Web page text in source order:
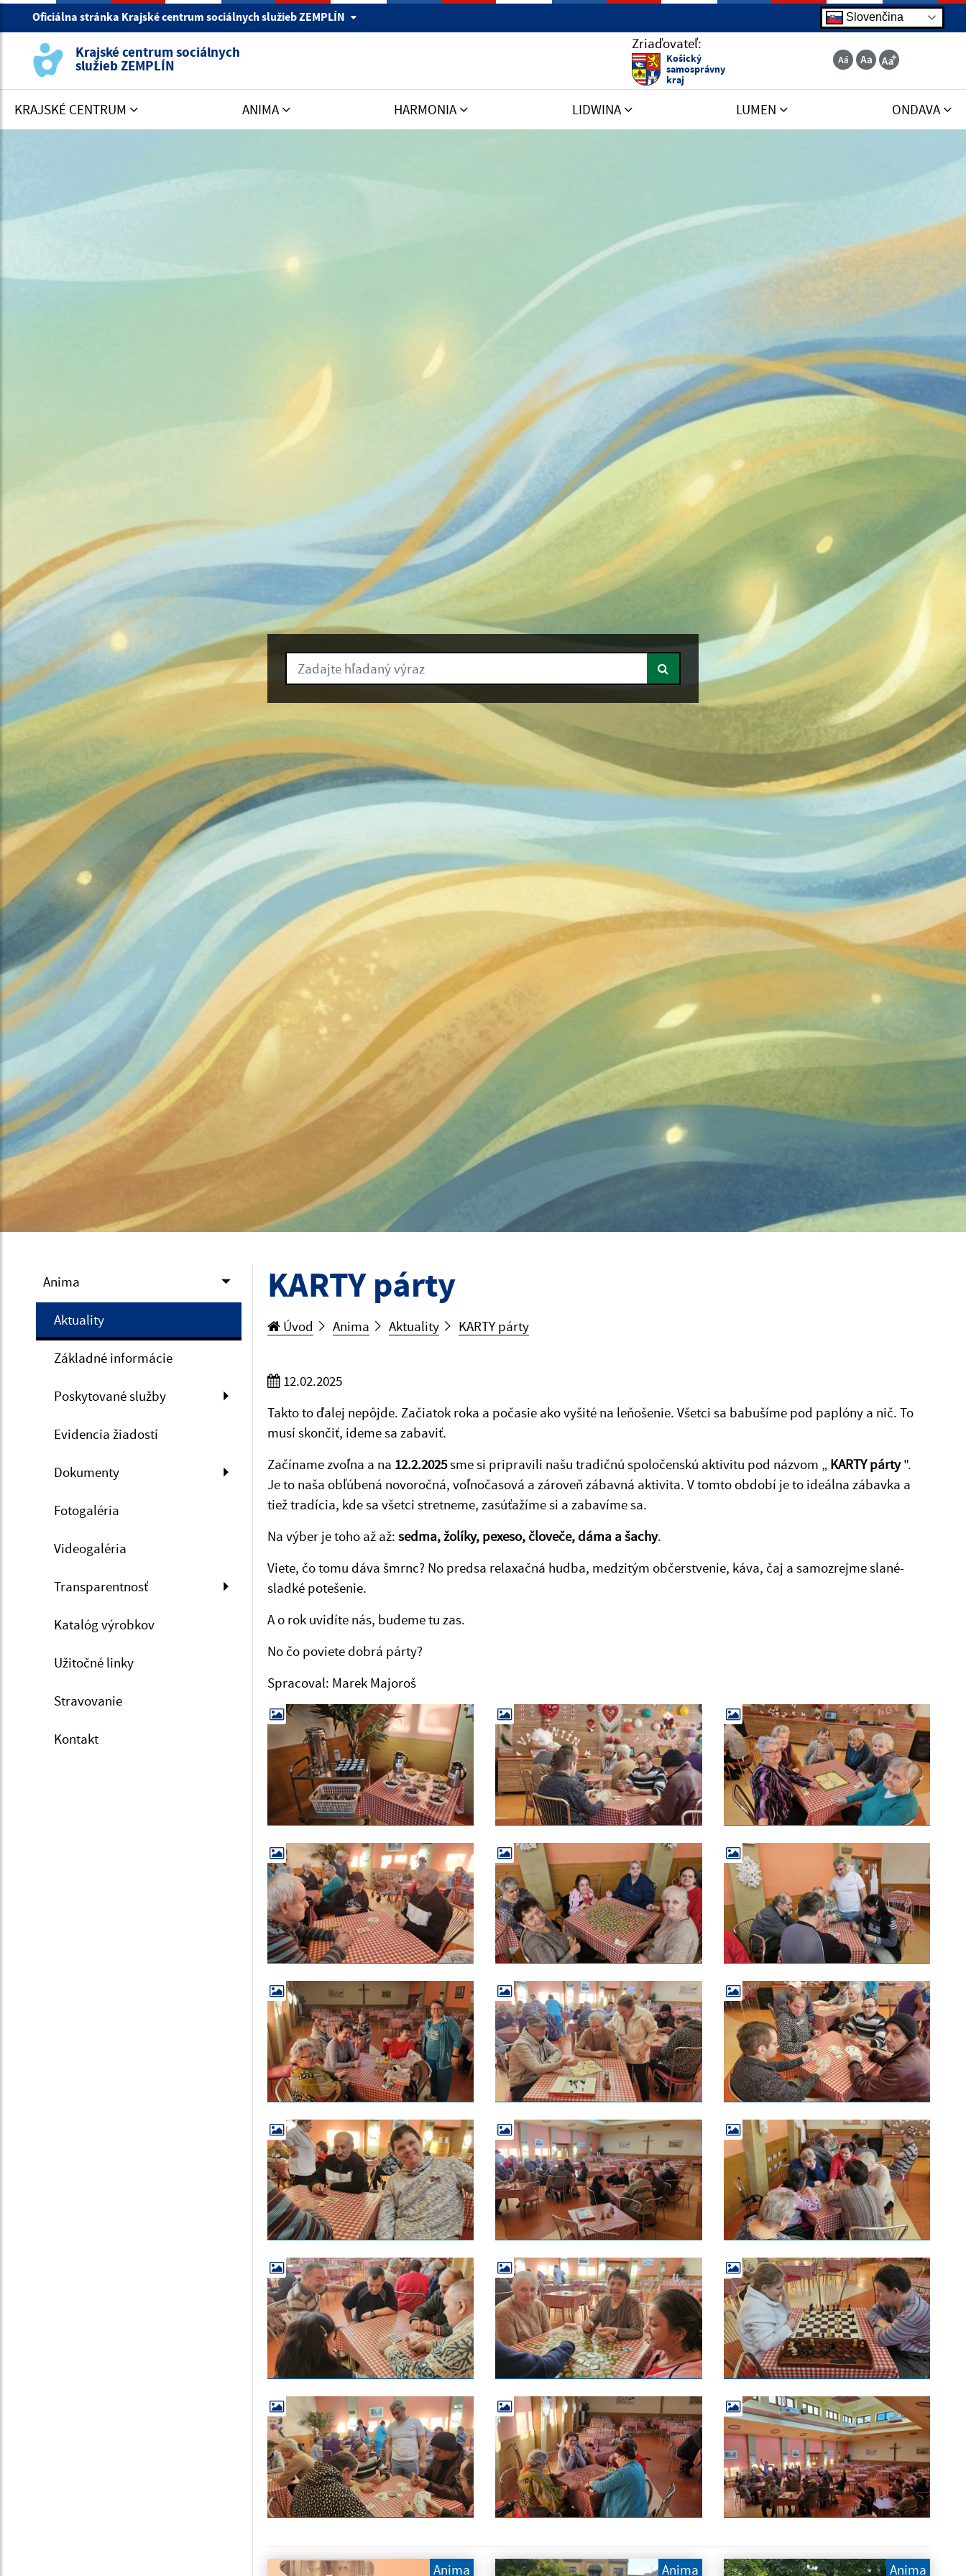
Oficiálna stránka Krajské centrum sociálnych služieb ZEMPLÍN Slovenčina
Krajské centrum sociálnych
služieb ZEMPLÍN
Zriaďovateľ:
Košický
samosprávny
kraj
KRAJSKÉ CENTRUM ANIMA HARMONIA LIDWINA LUMEN ONDAVA
Zadajte hľadaný výraz
Anima
Aktuality
Základné informácie
Poskytované služby
Evidencia žiadostí
Dokumenty
Fotogaléria
Videogaléria
Transparentnosť
Katalóg výrobkov
Užitočné linky
Stravovanie
Kontakt
KARTY párty
Úvod Anima Aktuality KARTY párty
12.02.2025
Takto to ďalej nepôjde. Začiatok roka a počasie ako vyšité na leňošenie. Všetci sa babušíme pod paplóny a nič. To
musí skončiť, ideme sa zabaviť.
Začíname zvoľna a na 12.2.2025sme si pripravili našu tradičnú spoločenskú aktivitu pod názvom „ KARTY párty".
Je to naša obľúbená novoročná, voľnočasová a zároveň zábavná aktivita. V tomto období je to ideálna zábavka a
tiež tradícia, kde sa všetci stretneme, zasúťažíme si a zabavíme sa.
Na výber je toho až až: sedma, žolíky, pexeso, človeče, dáma a šachy.
Viete, čo tomu dáva šmrnc? No predsa relaxačná hudba, medzitým občerstvenie, káva, čaj a samozrejme slané-
sladké potešenie.
A o rok uvidíte nás, budeme tu zas.
No čo poviete dobrá párty?
Spracoval: Marek Majoroš
Anima Anima Anima